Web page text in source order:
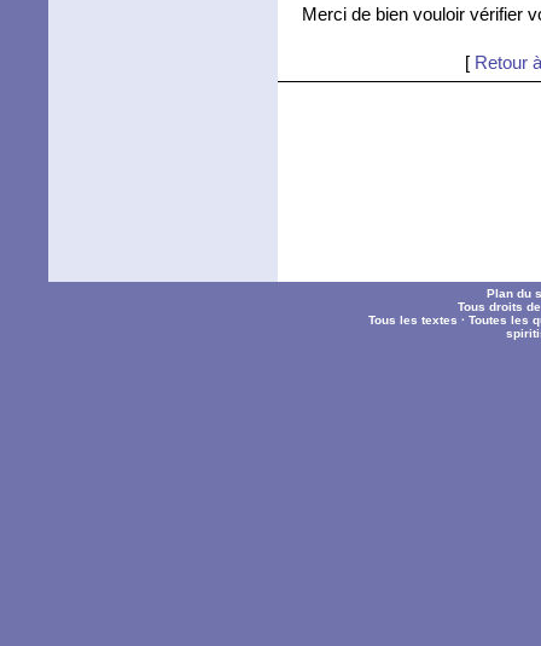
Merci de bien vouloir vérifier
[ Retour
Plan du
Tous droits
Tous les textes ·Toutes les